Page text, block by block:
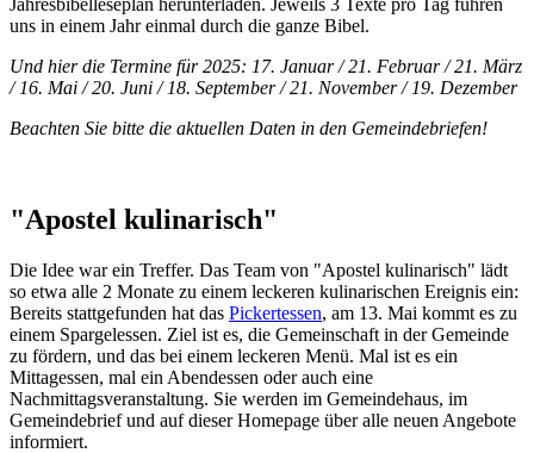
Jahresbibelleseplan herunterladen. Jeweils 3 Texte pro Tag führen
uns in einem Jahr einmal durch die ganze Bibel.
Und hier die Termine für 2025: 17. Januar / 21. Februar / 21. März
/ 16. Mai / 20. Juni / 18. September / 21. November / 19. Dezember
Beachten Sie bitte die aktuellen Daten in den Gemeindebriefen!
"Apostel kulinarisch"
Die Idee war ein Treffer. Das Team von "Apostel kulinarisch" lädt
so etwa alle 2 Monate zu einem leckeren kulinarischen Ereignis ein:
Bereits stattgefunden hat das Pickertessen, am 13. Mai kommt es zu
einem Spargelessen. Ziel ist es, die Gemeinschaft in der Gemeinde
zu fördern, und das bei einem leckeren Menü. Mal ist es ein
Mittagessen, mal ein Abendessen oder auch eine
Nachmittagsveranstaltung. Sie werden im Gemeindehaus, im
Gemeindebrief und auf dieser Homepage über alle neuen Angebote
informiert.